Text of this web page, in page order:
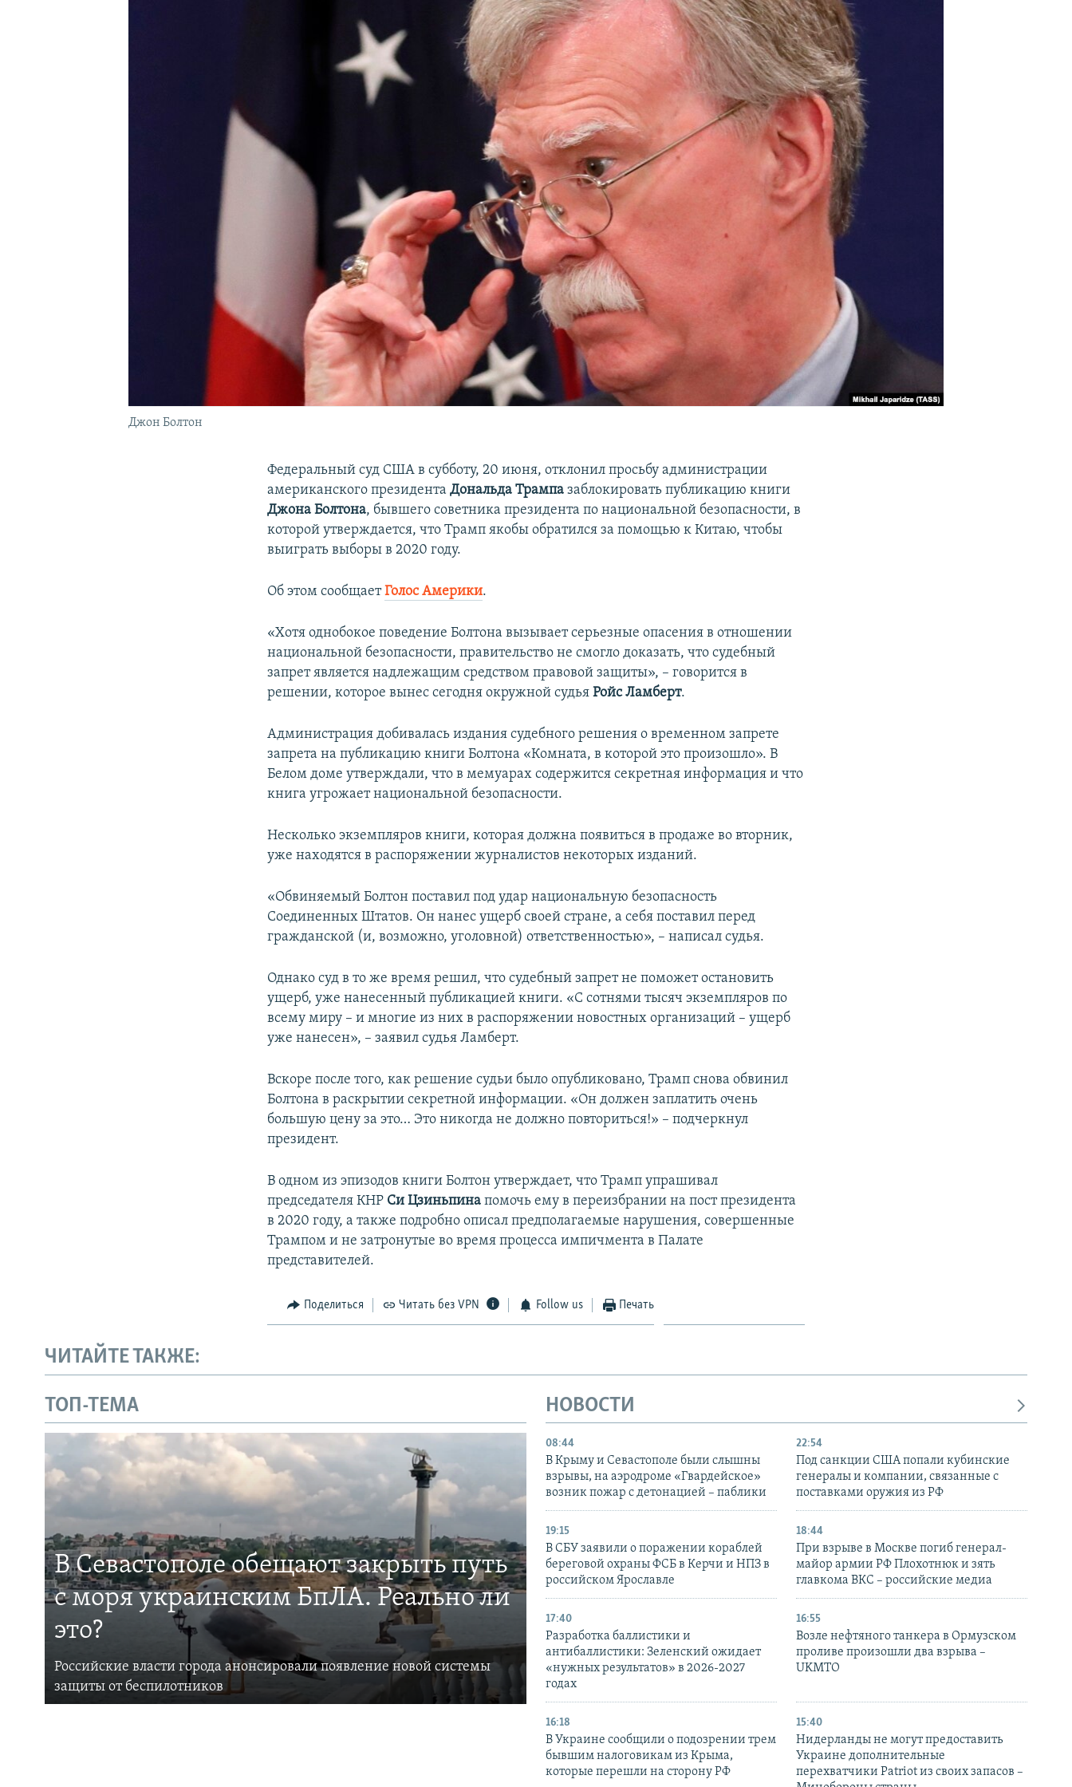
Джон Болтон
Федеральный суд США в субботу, 20 июня, отклонил просьбу администрации
американского президентаДональда Трампа заблокировать публикацию книги
Джона Болтона, бывшего советника президента по национальной безопасности, в
которой утверждается, что Трамп якобы обратился за помощью к Китаю, чтобы
выиграть выборы в 2020 году.
Об этом сообщаетГолос Америки.
«Хотя однобокое поведение Болтона вызывает серьезные опасения в отношении
национальной безопасности, правительство не смогло доказать, что судебный
запрет является надлежащим средством правовой защиты», – говорится в
решении, которое вынес сегодня окружной судьяРойс Ламберт.
Администрация добивалась издания судебного решения о временном запрете
запрета на публикацию книги Болтона «Комната, в которой это произошло». В
Белом доме утверждали, что в мемуарах содержится секретная информация и что
книга угрожает национальной безопасности.
Несколько экземпляров книги, которая должна появиться в продаже во вторник,
уже находятся в распоряжении журналистов некоторых изданий.
«Обвиняемый Болтон поставил под удар национальную безопасность
Соединенных Штатов. Он нанес ущерб своей стране, а себя поставил перед
гражданской (и, возможно, уголовной) ответственностью», – написал судья.
Однако суд в то же время решил, что судебный запрет не поможет остановить
ущерб, уже нанесенный публикацией книги. «С сотнями тысяч экземпляров по
всему миру – и многие из них в распоряжении новостных организаций – ущерб
уже нанесен», – заявил судья Ламберт.
Вскоре после того, как решение судьи было опубликовано, Трамп снова обвинил
Болтона в раскрытии секретной информации. «Он должен заплатить очень
большую цену за это… Это никогда не должно повториться!» – подчеркнул
президент.
В одном из эпизодов книги Болтон утверждает, что Трамп упрашивал
председателя КНР Си Цзиньпина помочь ему в переизбрании на пост президента
в 2020 году, а также подробно описал предполагаемые нарушения, совершенные
Трампом и не затронутые во время процесса импичмента в Палате
представителей.
Поделиться Читать без VPN Follow us Печать
ЧИТАЙТЕ ТАКЖЕ:
ТОП-ТЕМА
В Севастополе обещают закрыть путь
с моря украинским БпЛА. Реально ли
это?
Российские власти города анонсировали появление новой системы
защиты от беспилотников
НОВОСТИ
08:44
В Крыму и Севастополе были слышны
взрывы, на аэродроме «Гвардейское»
возник пожар с детонацией – паблики
22:54
Под санкции США попали кубинские
генералы и компании, связанные с
поставками оружия из РФ
19:15
В СБУ заявили о поражении кораблей
береговой охраны ФСБ в Керчи и НПЗ в
российском Ярославле
18:44
При взрыве в Москве погиб генерал-
майор армии РФ Плохотнюк и зять
главкома ВКС – российские медиа
17:40
Разработка баллистики и
антибаллистики: Зеленский ожидает
«нужных результатов» в 2026-2027
годах
16:55
Возле нефтяного танкера в Ормузском
проливе произошли два взрыва –
UKMTO
16:18
В Украине сообщили о подозрении трем
бывшим налоговикам из Крыма,
которые перешли на сторону РФ
15:40
Нидерланды не могут предоставить
Украине дополнительные
перехватчики Patriot из своих запасов –